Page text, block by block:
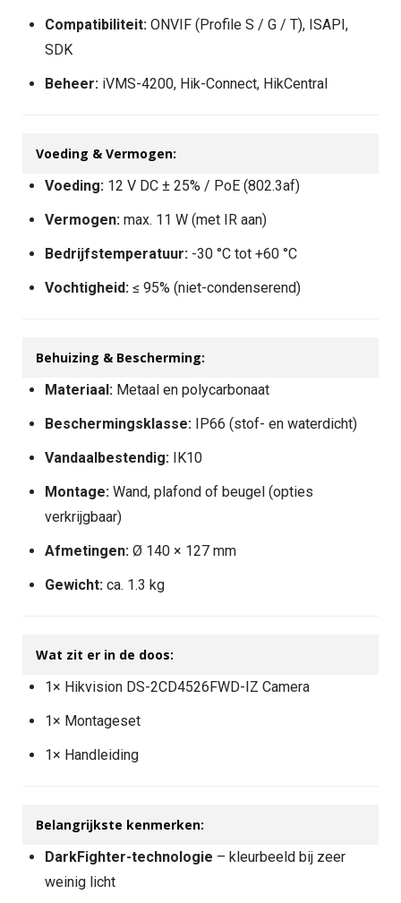
Compatibiliteit: ONVIF (Profile S / G / T), ISAPI,
SDK
Beheer: iVMS-4200, Hik-Connect, HikCentral
Voeding & Vermogen:
Voeding: 12 V DC ± 25% / PoE (802.3af)
Vermogen: max. 11 W (met IR aan)
Bedrijfstemperatuur: -30 °C tot +60 °C
Vochtigheid: ≤ 95% (niet-condenserend)
Behuizing & Bescherming:
Materiaal: Metaal en polycarbonaat
Beschermingsklasse: IP66 (stof- en waterdicht)
Vandaalbestendig: IK10
Montage: Wand, plafond of beugel (opties
verkrijgbaar)
Afmetingen: Ø 140 × 127 mm
Gewicht: ca. 1.3 kg
Wat zit er in de doos:
1× Hikvision DS-2CD4526FWD-IZ Camera
1× Montageset
1× Handleiding
Belangrijkste kenmerken:
DarkFighter-technologie – kleurbeeld bij zeer
weinig licht